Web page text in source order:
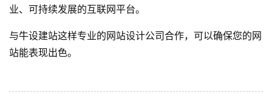
业、可持续发展的互联网平台。
与牛设建站这样专业的网站设计公司合作，可以确保您的网
站能表现出色。